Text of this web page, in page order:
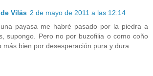
Vilás 2 de mayo de 2011 a las 12:14
payasa me habré pasado por la piedra a
supongo. Pero no por buzofilia o como coño
más bien por desesperación pura y dura...